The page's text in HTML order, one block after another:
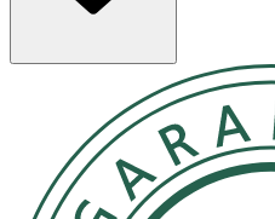
gång om året.
anvisningar.
Sätt i linserna innan
Använd simglasögon
Skaka av överflödig
hantering och isättning.
Ta ut linserna och vila